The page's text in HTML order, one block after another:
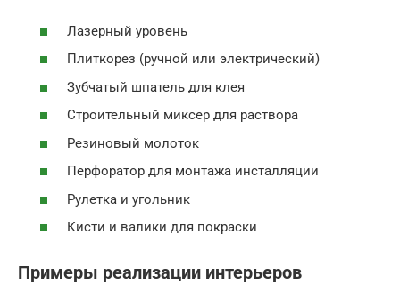
Лазерный уровень
Плиткорез (ручной или электрический)
Зубчатый шпатель для клея
Строительный миксер для раствора
Резиновый молоток
Перфоратор для монтажа инсталляции
Рулетка и угольник
Кисти и валики для покраски
Примеры реализации интерьеров